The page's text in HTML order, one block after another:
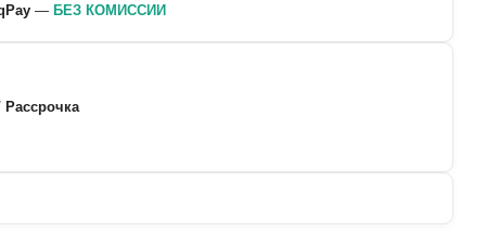
— БЕЗ КОМИССИИ
Рассрочка